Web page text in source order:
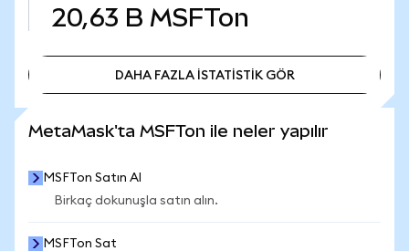
20,63 B MSFTon
DAHA FAZLA İSTATİSTİK GÖR
MetaMask'ta MSFTon ile neler yapılır
MSFTon Satın Al
Birkaç dokunuşla satın alın.
MSFTon Sat